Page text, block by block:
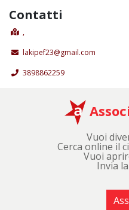
Contatti
,
lakipef23@gmail.com
3898862259
Vuoi
Cerca online il
Vuoi
Invia